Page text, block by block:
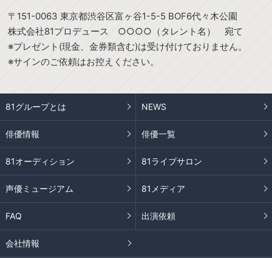
〒151-0063 東京都渋谷区富ヶ谷1-5-5 BOF6代々木公園
株式会社81プロデュース ○○○○（タレント名） 宛て
※プレゼント(現金、金券類含む)は受け付けておりません。
※サインのご依頼はお控えください。
81グループとは NEWS
俳優情報 俳優一覧
81オーディション 81ライブサロン
声優ミュージアム 81メディア
FAQ 出演依頼
会社情報